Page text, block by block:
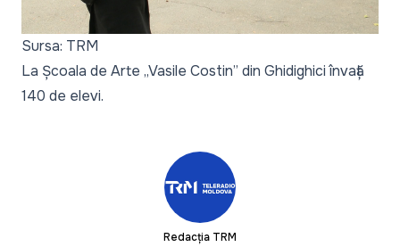
Sursa: TRM
La Școala de Arte „Vasile Costin” din Ghidighici învață
140 de elevi.
Redacția TRM